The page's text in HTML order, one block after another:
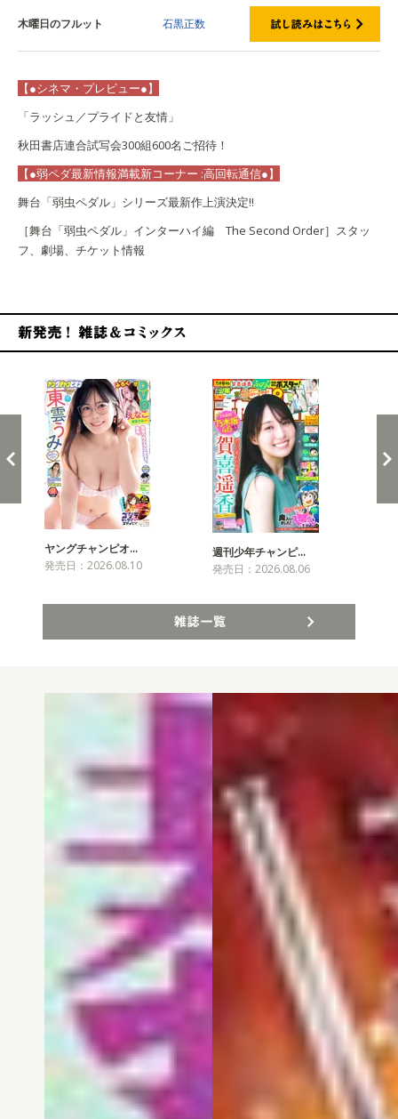
木曜日のフルット 石黒正数
【●シネマ・プレビュー●】
「ラッシュ／プライドと友情」
秋田書店連合試写会300組600名ご招待！
【●弱ペダ最新情報満載新コーナー :高回転通信●】
舞台「弱虫ペダル」シリーズ最新作上演決定!!
［舞台「弱虫ペダル」インターハイ編 The Second Order］スタッ
フ、劇場、チケット情報
ヤングチャンピオ…
発売日：2026.08.10
週刊少年チャンピ…
発売日：2026.08.06